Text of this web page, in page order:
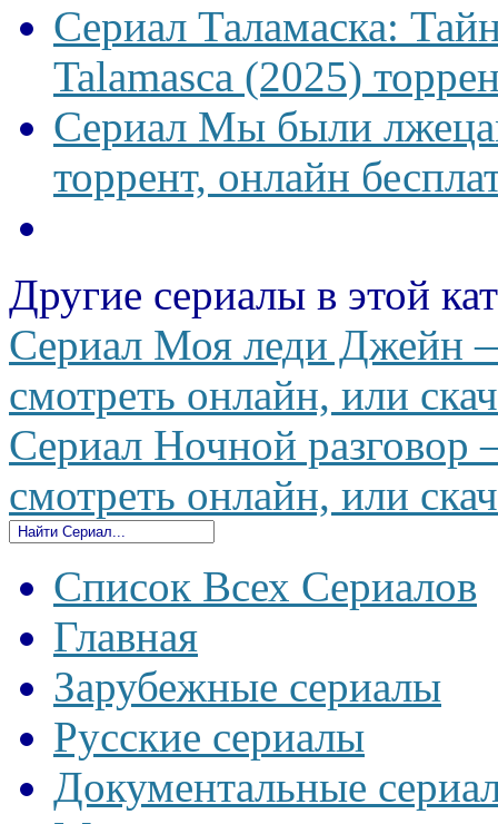
Сериал Таламаска:
Talamasca (2025)
Сериал Мы были
торрент, онлайн
Другие сериалы в этой
Сериал Моя леди Джейн
смотреть онлайн, или
Сериал Ночной
смотреть онлайн, или
Список Всех Сериалов
Главная
Зарубежные сериалы
Русские сериалы
Документальные